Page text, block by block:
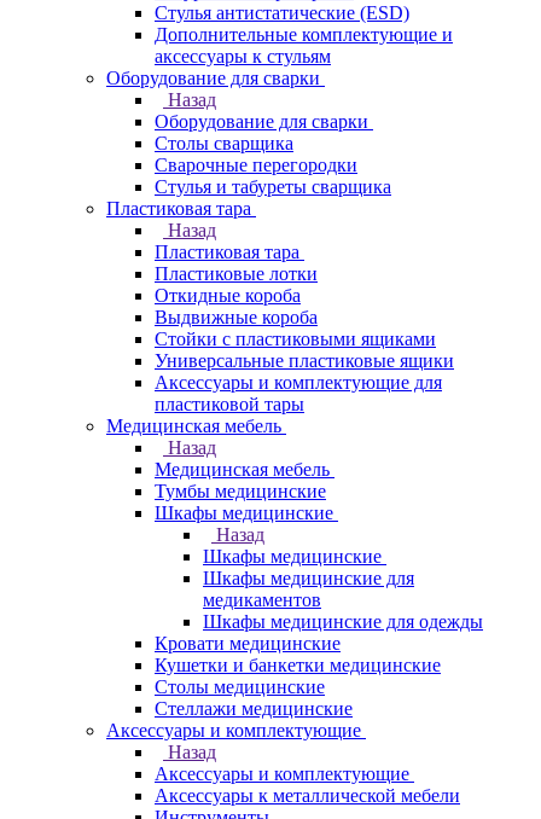
Стулья антистатические (ESD)
Дополнительные комплектующие и
аксессуары к стульям
Оборудование для сварки
Назад
Оборудование для сварки
Столы сварщика
Сварочные перегородки
Стулья и табуреты сварщика
Пластиковая тара
Назад
Пластиковая тара
Пластиковые лотки
Откидные короба
Выдвижные короба
Стойки с пластиковыми ящиками
Универсальные пластиковые ящики
Аксессуары и комплектующие для
пластиковой тары
Медицинская мебель
Назад
Медицинская мебель
Тумбы медицинские
Шкафы медицинские
Назад
Шкафы медицинские
Шкафы медицинские для
медикаментов
Шкафы медицинские для одежды
Кровати медицинские
Кушетки и банкетки медицинские
Столы медицинские
Стеллажи медицинские
Аксессуары и комплектующие
Назад
Аксессуары и комплектующие
Аксессуары к металлической мебели